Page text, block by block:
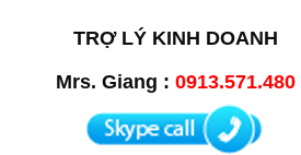
TRỢ LÝ KINH DOANH
Mrs. Giang : 0913.571.480